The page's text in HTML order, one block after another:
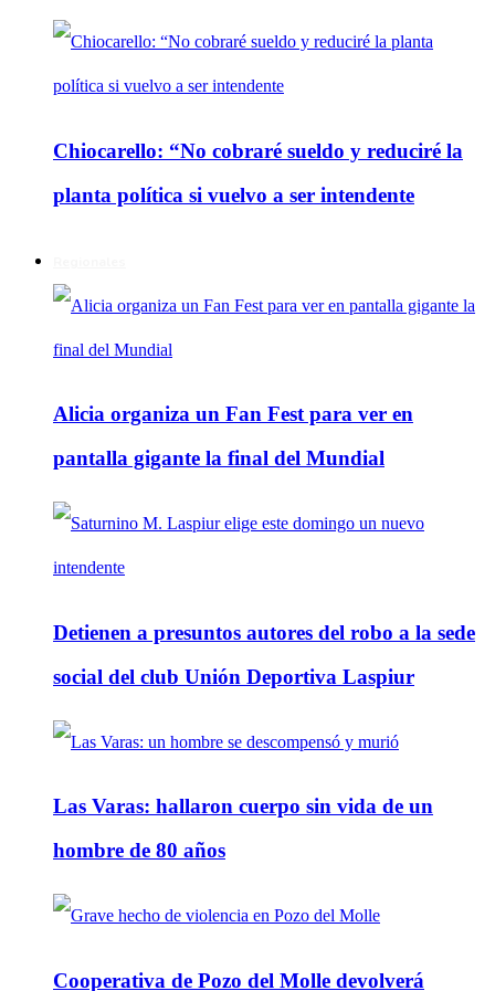
Chiocarello: “No cobraré sueldo y reduciré la
planta política si vuelvo a ser intendente
Alicia organiza un Fan Fest para ver en
pantalla gigante la final del Mundial
Detienen a presuntos autores del robo a la sede
social del club Unión Deportiva Laspiur
Las Varas: hallaron cuerpo sin vida de un
hombre de 80 años
Cooperativa de Pozo del Molle devolverá